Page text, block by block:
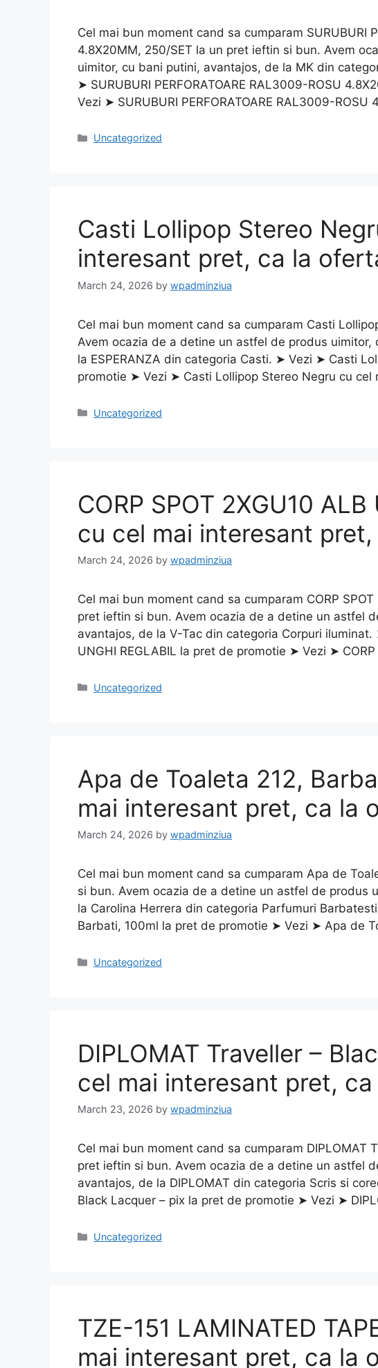
Cel mai bun moment cand sa cumparam SURUBURI
4.8X20MM, 250/SET la un pret ieftin si bun. Avem
uimitor, cu bani putini, avantajos, de la MK din
➤ SURUBURI PERFORATOARE RAL3009-ROSU
Vezi ➤ SURUBURI PERFORATOARE RAL3009-
Categories
Uncategorized
Casti Lollipop Stereo
interesant pret, ca la
March 24, 2026 by wpadminziua
Cel mai bun moment cand sa cumparam Casti
Avem ocazia de a detine un astfel de produs uimitor,
la ESPERANZA din categoria Casti. ➤ Vezi ➤ Casti
promotie ➤ Vezi ➤ Casti Lollipop Stereo Negru cu cel
Categories
Uncategorized
CORP SPOT 2XGU10 ALB
cu cel mai interesant
March 24, 2026 by wpadminziua
Cel mai bun moment cand sa cumparam CORP
pret ieftin si bun. Avem ocazia de a detine un astfel
avantajos, de la V-Tac din categoria Corpuri iluminat.
UNGHI REGLABIL la pret de promotie ➤ Vezi ➤
Categories
Uncategorized
Apa de Toaleta 212,
mai interesant pret, ca la
March 24, 2026 by wpadminziua
Cel mai bun moment cand sa cumparam Apa de
si bun. Avem ocazia de a detine un astfel de produs
la Carolina Herrera din categoria Parfumuri
Barbati, 100ml la pret de promotie ➤ Vezi ➤ Apa de
Categories
Uncategorized
DIPLOMAT Traveller –
cel mai interesant pret,
March 23, 2026 by wpadminziua
Cel mai bun moment cand sa cumparam DIPLOMAT
pret ieftin si bun. Avem ocazia de a detine un astfel
avantajos, de la DIPLOMAT din categoria Scris si
Black Lacquer – pix la pret de promotie ➤ Vezi ➤
Categories
Uncategorized
TZE-151 LAMINATED
mai interesant pret, ca la